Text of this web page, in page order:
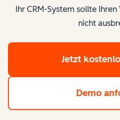
Ihr CRM-System sollte
nicht
Jetzt
Demo